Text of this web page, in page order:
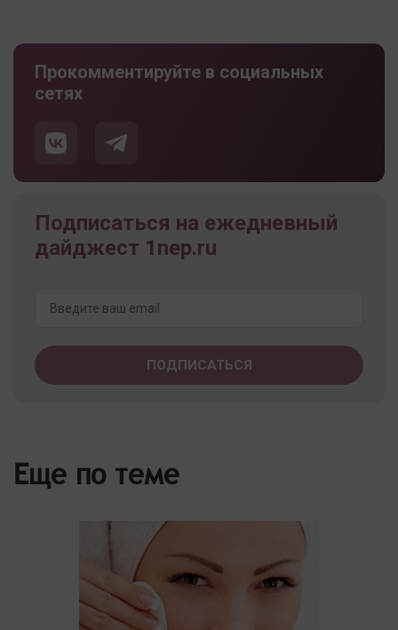
Прокомментируйте в социальных
сетях
Подписаться на ежедневный
дайджест 1nep.ru
Еще по теме